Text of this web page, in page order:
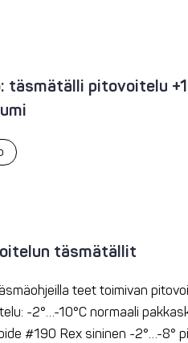
täsmätälli pitovoitelu
täsmätällit
teet toimivan
-2°…-10°C normaali
#190 Rex sininen -2°…-8°